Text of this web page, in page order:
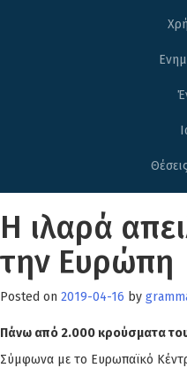
Η ιλαρά
την Ευρώπη
Posted on 2019-04-16 by
Πάνω από 2.000 κρούσματα
Σύμφωνα με το Ευρωπαϊκό